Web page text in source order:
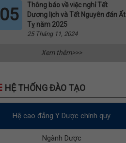
05
Thông báo về việc nghỉ Tết
Dương lịch và Tết Nguyên đán Ất
Tỵ năm 2025
25 Tháng 11, 2024
Xem thêm>>>
HỆ THỐNG ĐÀO TẠO
Hệ cao đẳng Y Dược chính quy
Ngành Dược